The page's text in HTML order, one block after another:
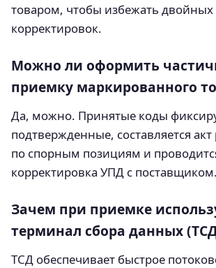
товаром, чтобы избежать двойных
корректировок.
Можно ли оформить
приемку маркированного
Да, можно. Принятые коды
подтвержденные, составляется
по спорным позициям и
корректировка УПД с поставщиком.
Зачем при приемке
терминал сбора данных
ТСД обеспечивает быстрое